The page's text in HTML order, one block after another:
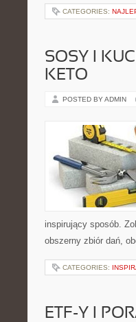
CATEGORIES:
SOSY I
KETO
POSTED BY ADMIN
inspirujący sposób.
obszerny zbiór dań,
CATEGORIES:
ETF-Y I